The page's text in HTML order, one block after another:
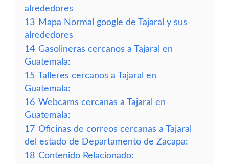
alrededores
13 Mapa Normal google de Tajaral y sus
alrededores
14 Gasolineras cercanos a Tajaral en
Guatemala:
15 Talleres cercanos a Tajaral en
Guatemala:
16 Webcams cercanas a Tajaral en
Guatemala:
17 Oficinas de correos cercanas a Tajaral
del estado de Departamento de Zacapa:
18 Contenido Relacionado: